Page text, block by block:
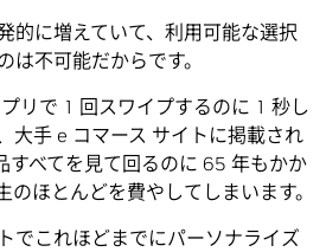
的に増えていて、利用可能な選択
は不可能だからです。
リで 1 回スワイプするのに 1 秒し
大手 e コマース サイトに掲載され
すべてを見て回るのに 65 年もかか
のほとんどを費やしてしまいます。
でこれほどまでにパーソナライズ